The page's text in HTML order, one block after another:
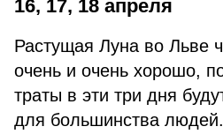
16, 17, 18 апреля
Растущая Луна во Льве
очень и очень хорошо,
траты в эти три дня
для большинства